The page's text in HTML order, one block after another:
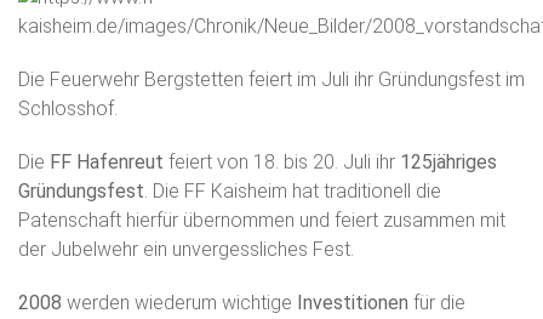
Die Feuerwehr Bergstetten feiert im Juli ihr Gründungsfest im
Schlosshof.
Die FF Hafenreut feiert von 18. bis 20. Juli ihr 125jähriges
Gründungsfest. Die FF Kaisheim hat traditionell die
Patenschaft hierfür übernommen und feiert zusammen mit
der Jubelwehr ein unvergessliches Fest.
2008 werden wiederum wichtige Investitionen für die